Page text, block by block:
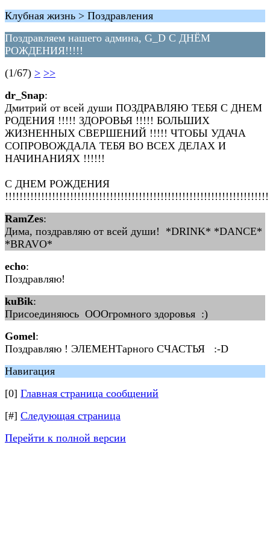
Клубная жизнь > Поздравления
Поздравляем нашего админа, G_D С ДНЁМ
РОЖДЕНИЯ!!!!!
(1/67) > >>
dr_Snap:
Дмитрий от всей души ПОЗДРАВЛЯЮ ТЕБЯ С ДНЕМ
РОДЕНИЯ !!!!! ЗДОРОВЬЯ !!!!! БОЛЬШИХ
ЖИЗНЕННЫХ СВЕРШЕНИЙ !!!!! ЧТОБЫ УДАЧА
СОПРОВОЖДАЛА ТЕБЯ ВО ВСЕХ ДЕЛАХ И
НАЧИНАНИЯХ !!!!!!
С ДНЕМ РОЖДЕНИЯ
RamZes:
Дима, поздравляю от всей души! *DRINK* *DANCE*
*BRAVO*
echo:
Поздравляю!
kuBik:
Присоединяюсь ОООгромного здоровья :)
Gomel:
Поздравляю ! ЭЛЕМЕНТарного СЧАСТЬЯ :-D
Навигация
[0] Главная страница сообщений
[#] Следующая страница
Перейти к полной версии